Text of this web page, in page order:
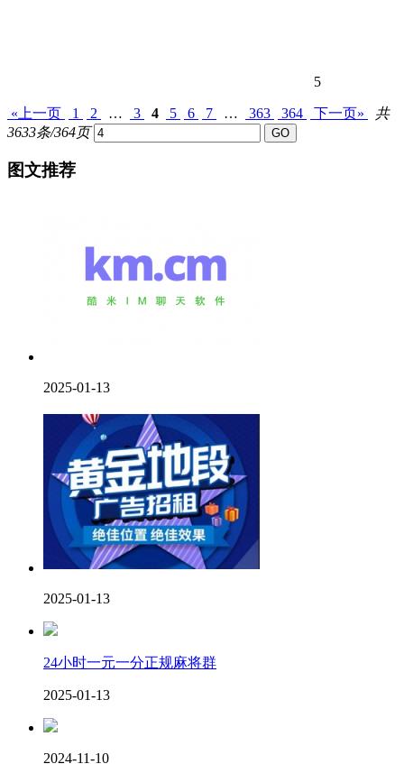
5
«上一页 1 2 … 3 4 5 6 7 … 363 364 下一页»
共
3633条/364页
图文推荐
2025-01-13
2025-01-13
24小时一元一分正规麻将群
2025-01-13
2024-11-10